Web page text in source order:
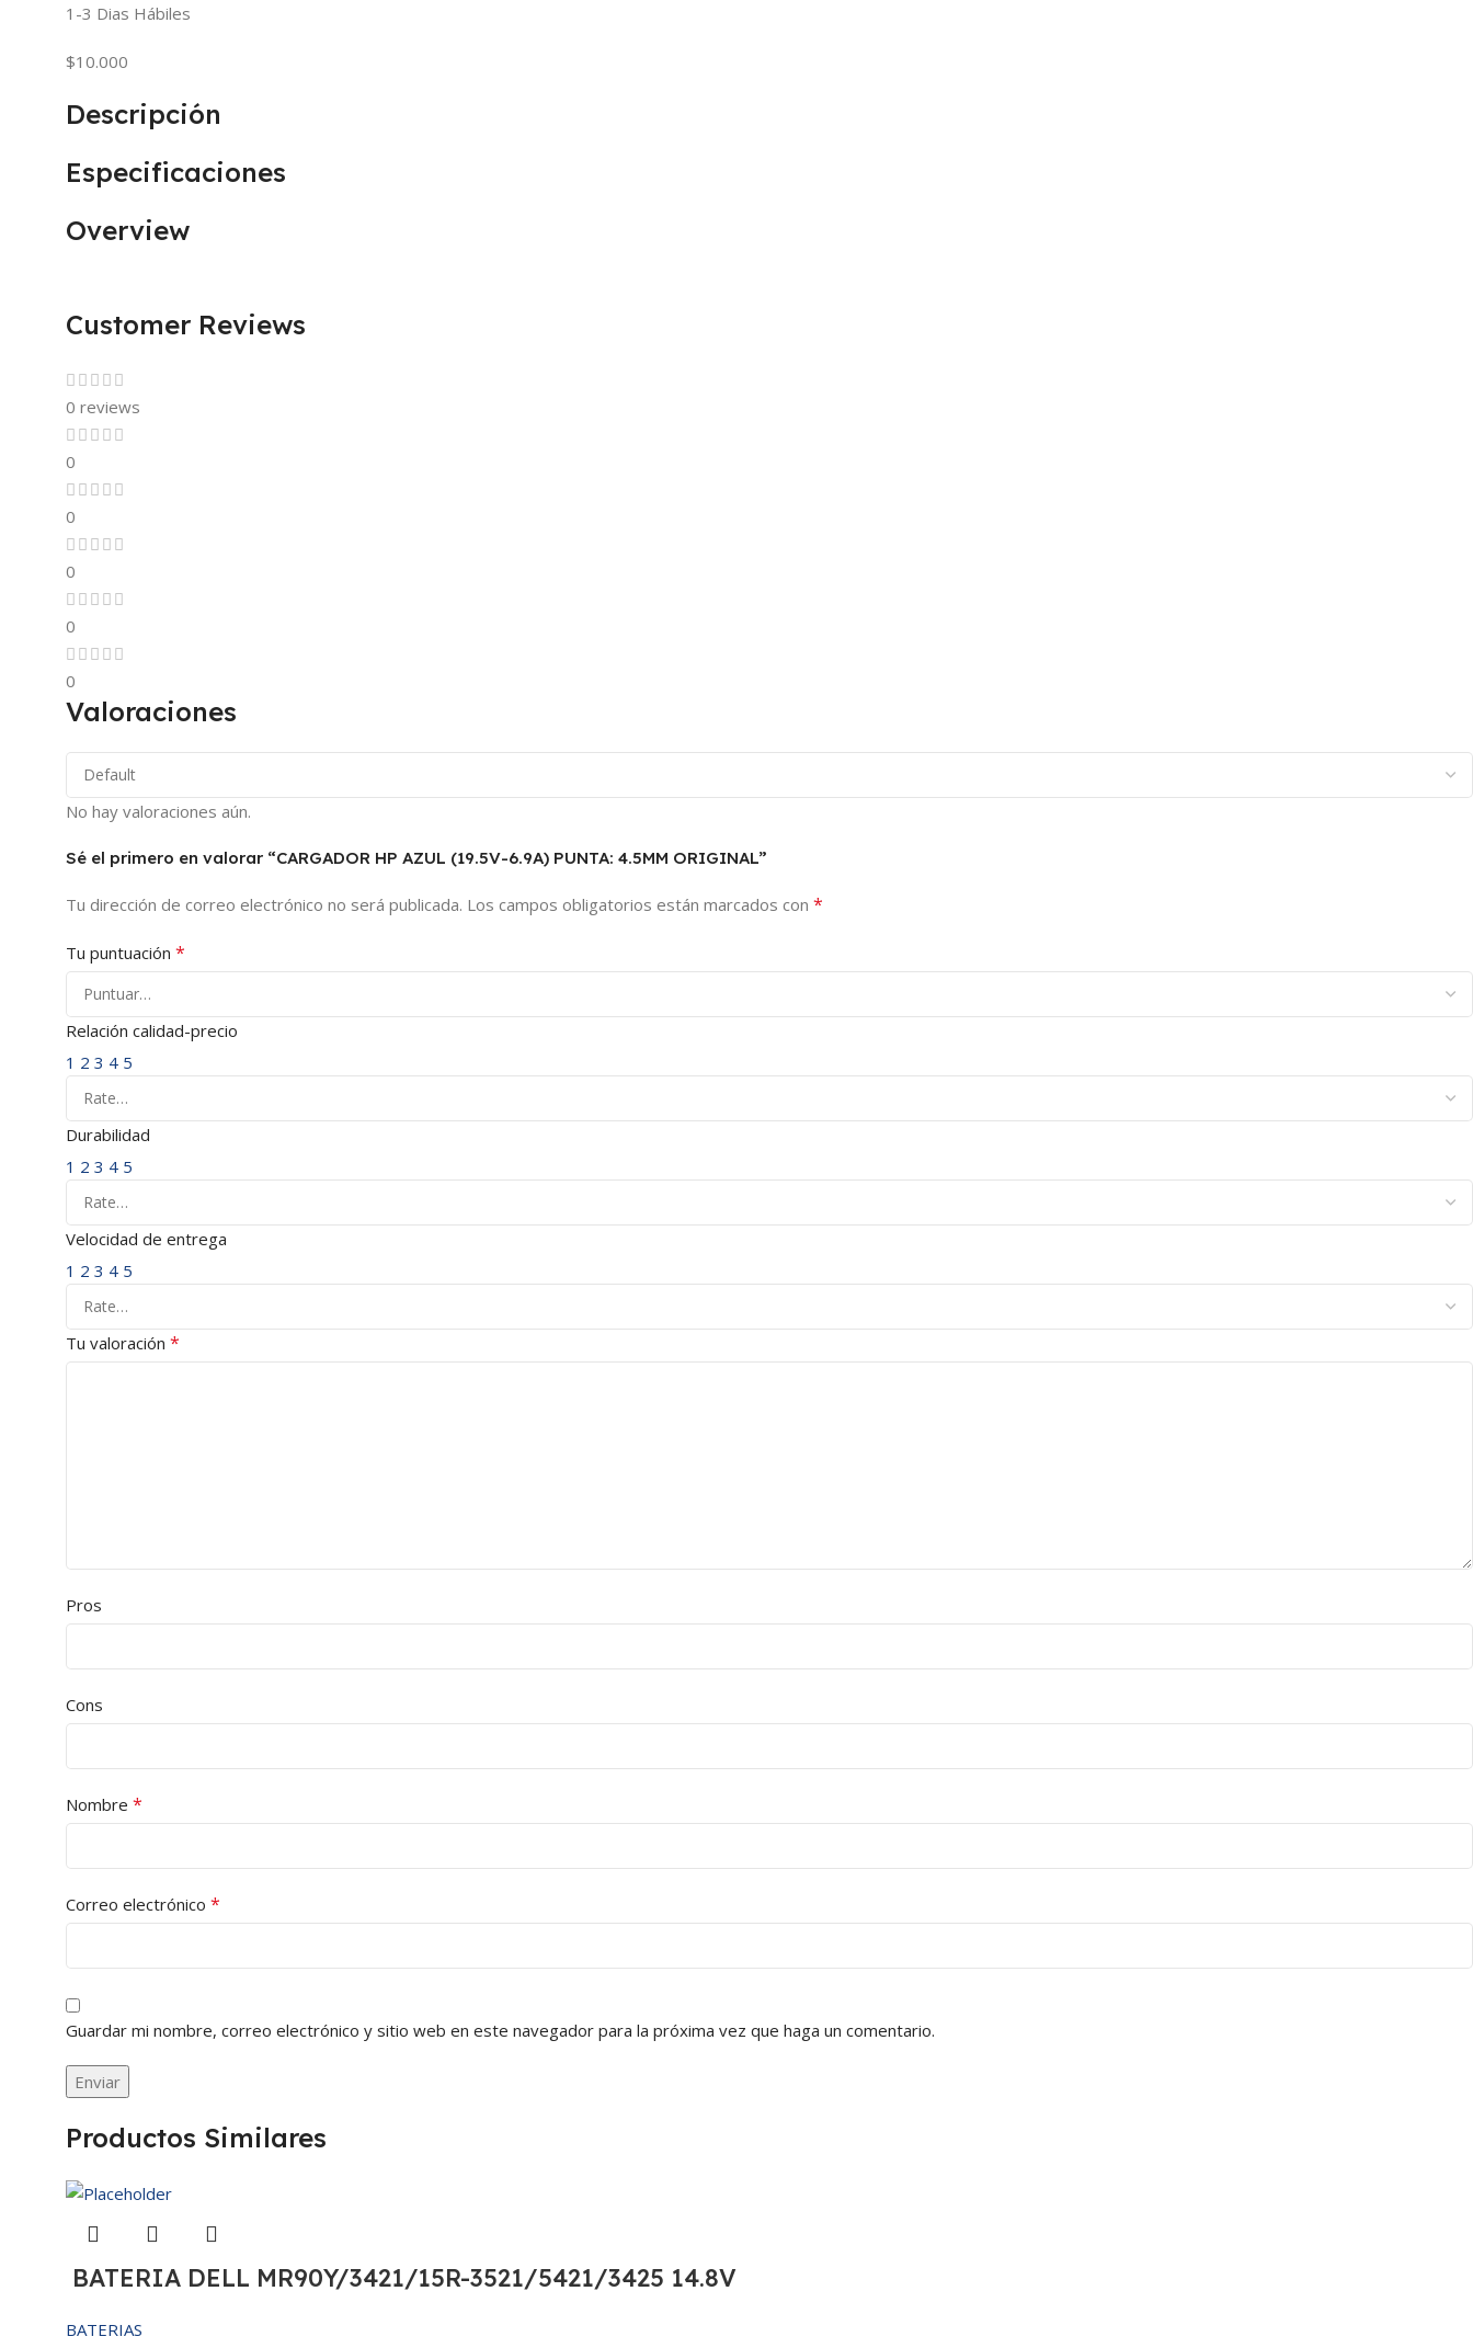
1-3 Dias Hábiles
$10.000
Descripción
Especificaciones
Overview
Customer Reviews
0 reviews
0
0
0
0
0
Valoraciones
No hay valoraciones aún.
Sé el primero en valorar “CARGADOR HP AZUL (19.5V-6.9A) PUNTA: 4.5MM ORIGINAL”
Tu dirección de correo electrónico no será publicada. Los campos obligatorios están marcados con *
Tu puntuación *
Relación calidad-precio
1 2 3 4 5
Durabilidad
1 2 3 4 5
Velocidad de entrega
1 2 3 4 5
Tu valoración *
Pros
Cons
Nombre *
Correo electrónico *
Guardar mi nombre, correo electrónico y sitio web en este navegador para la próxima vez que haga un comentario.
Productos Similares
BATERIA DELL MR90Y/3421/15R-3521/5421/3425 14.8V
BATERIAS